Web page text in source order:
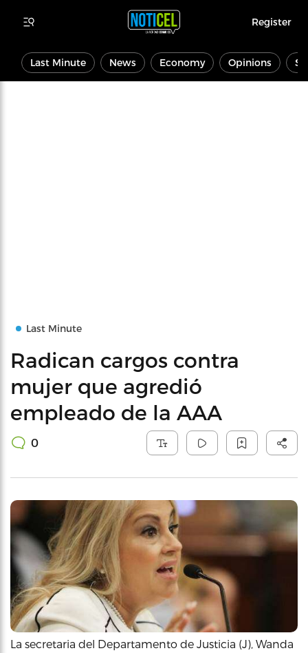
Register
Last Minute News Economy Opinions
Last Minute
Radican cargos contra
mujer que agredió
empleado de la AAA
0
La secretaria del Departamento de Justicia (J), Wanda